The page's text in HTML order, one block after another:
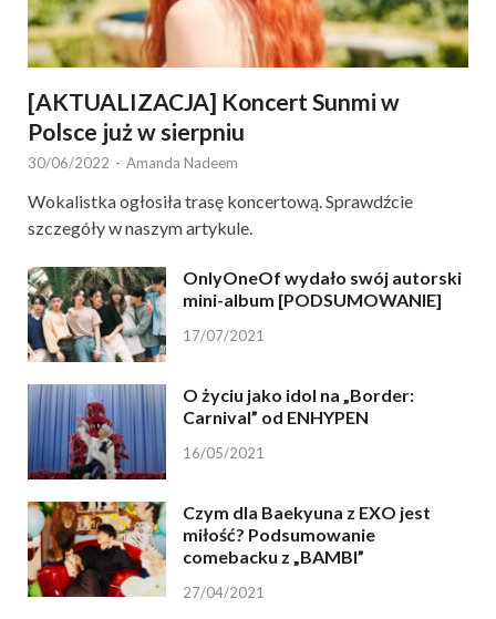
[AKTUALIZACJA] Koncert Sunmi w
Polsce już w sierpniu
30/06/2022 - Amanda Nadeem
Wokalistka ogłosiła trasę koncertową. Sprawdźcie
szczegóły w naszym artykule.
OnlyOneOf wydało swój autorski
mini-album [PODSUMOWANIE]
17/07/2021
O życiu jako idol na „Border:
Carnival” od ENHYPEN
16/05/2021
Czym dla Baekyuna z EXO jest
miłość? Podsumowanie
comebacku z „BAMBI”
27/04/2021